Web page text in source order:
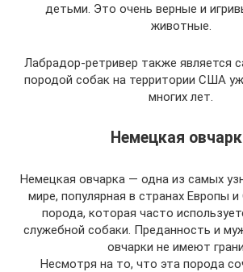
детьми. Это очень верные и
животные.
Лабрадор-ретривер также является
породой собак на территории США
многих лет.
Немецкая
Немецкая овчарка — одна из самых
мире, популярная в странах Европы
порода, которая часто
служебной собаки. Преданность и
овчарки не имеют
Несмотря на то, что эта порода